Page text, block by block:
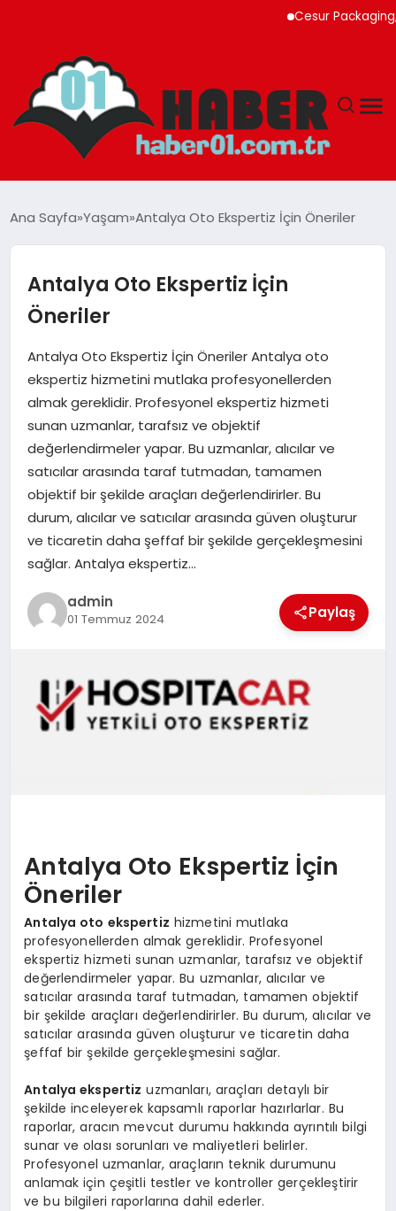
Cesur Packaging,
ADANA
YAŞAM
MAGAZIN
EĞITIM
TEKNOLOJI
Ana Sayfa Yaşam Antalya Oto Ekspertiz İçin Öneriler
Antalya Oto Ekspertiz İçin
Öneriler
Antalya Oto Ekspertiz İçin Öneriler Antalya oto
ekspertiz hizmetini mutlaka profesyonellerden
almak gereklidir. Profesyonel ekspertiz hizmeti
sunan uzmanlar, tarafsız ve objektif
değerlendirmeler yapar. Bu uzmanlar, alıcılar ve
satıcılar arasında taraf tutmadan, tamamen
objektif bir şekilde araçları değerlendirirler. Bu
durum, alıcılar ve satıcılar arasında güven oluşturur
ve ticaretin daha şeffaf bir şekilde gerçekleşmesini
sağlar. Antalya ekspertiz…
admin
01 Temmuz 2024 Paylaş
Antalya Oto Ekspertiz İçin
Öneriler
Antalya oto ekspertiz hizmetini mutlaka
profesyonellerden almak gereklidir. Profesyonel
ekspertiz hizmeti sunan uzmanlar, tarafsız ve objektif
değerlendirmeler yapar. Bu uzmanlar, alıcılar ve
satıcılar arasında taraf tutmadan, tamamen objektif
bir şekilde araçları değerlendirirler. Bu durum, alıcılar ve
satıcılar arasında güven oluşturur ve ticaretin daha
şeffaf bir şekilde gerçekleşmesini sağlar.
Antalya ekspertiz uzmanları, araçları detaylı bir
şekilde inceleyerek kapsamlı raporlar hazırlarlar. Bu
raporlar, aracın mevcut durumu hakkında ayrıntılı bilgi
sunar ve olası sorunları ve maliyetleri belirler.
Profesyonel uzmanlar, araçların teknik durumunu
anlamak için çeşitli testler ve kontroller gerçekleştirir
ve bu bilgileri raporlarına dahil ederler.